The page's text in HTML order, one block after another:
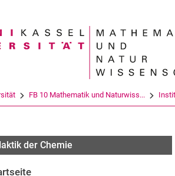
Suchbegriff
FB 10 Mathematik und Naturwiss...
der Chemie